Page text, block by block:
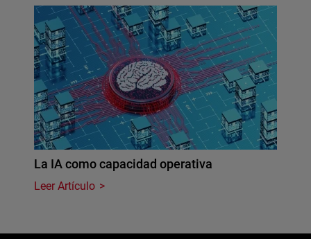
La IA como capacidad operativa
Leer Artículo